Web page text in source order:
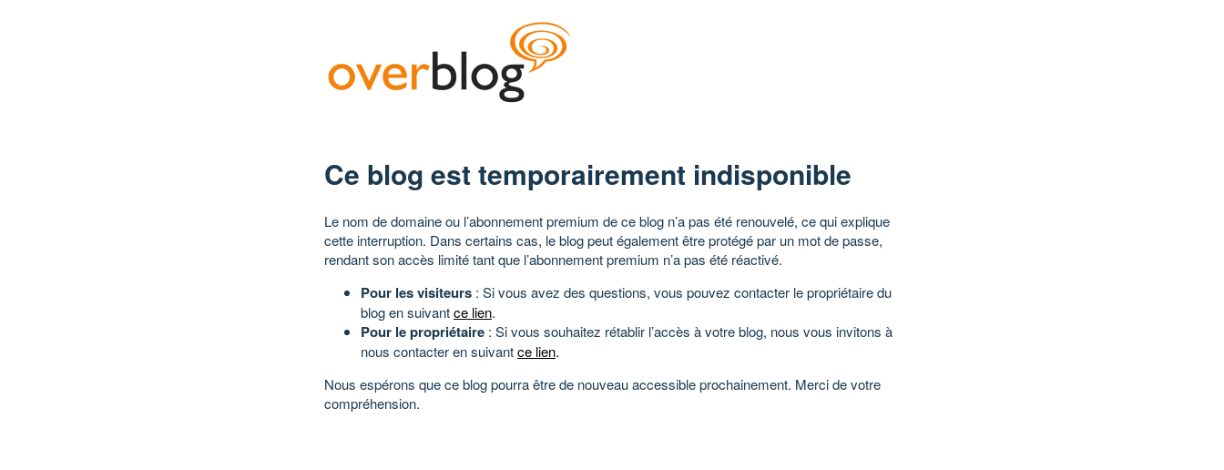
Ce blog est temporairement indisponible
Le nom de domaine ou l’abonnement premium de ce blog n’a pas été renouvelé, ce qui explique
cette interruption. Dans certains cas, le blog peut également être protégé par un mot de passe,
rendant son accès limité tant que l’abonnement premium n’a pas été réactivé.
Pour les visiteurs : Si vous avez des questions, vous pouvez contacter le propriétaire du
blog en suivantce lien.
Pour le propriétaire : Si vous souhaitez rétablir l’accès à votre blog, nous vous invitons à
nous contacter en suivantce lien.
Nous espérons que ce blog pourra être de nouveau accessible prochainement. Merci de votre
compréhension.